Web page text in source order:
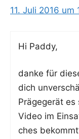
11. Juli 2016 um
Hi Pad­dy,
dan­ke für
dich
Prä­ge­ge­rät
Video im
ches